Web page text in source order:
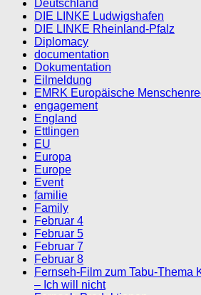
Deutschland
DIE LINKE Ludwigshafen
DIE LINKE Rheinland-Pfalz
Diplomacy
documentation
Dokumentation
Eilmeldung
EMRK Europäische
engagement
England
Ettlingen
EU
Europa
Europe
Event
familie
Family
Februar 4
Februar 5
Februar 7
Februar 8
Fernseh-Film zum Tabu-Thema
– Ich will nicht